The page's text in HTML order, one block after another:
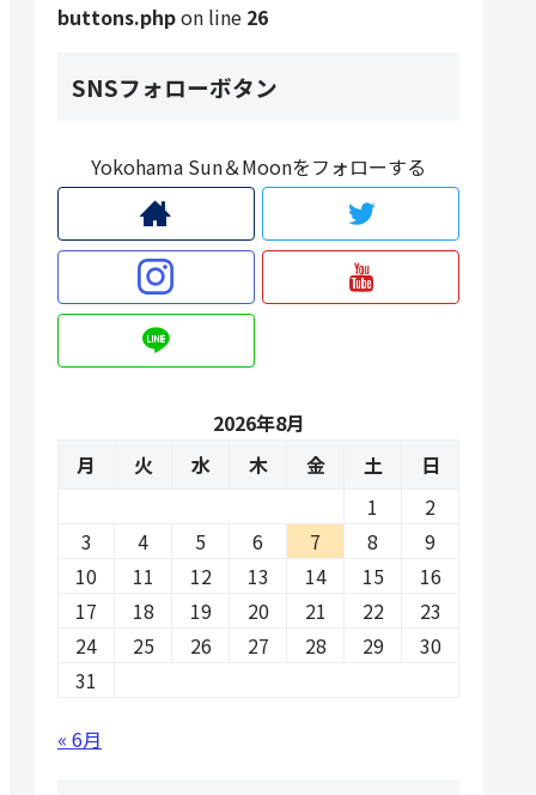
buttons.phpon line 26
SNSフォローボタン
Yokohama Sun＆Moonをフォローする
2026年8月
月
火 水 木 金 土
日
1
2
3
4 5 6 7 8
9
10
11 12 13 14 15
16
17
18 19 20 21 22
23
24
25 26 27 28 29
30
31
« 6月